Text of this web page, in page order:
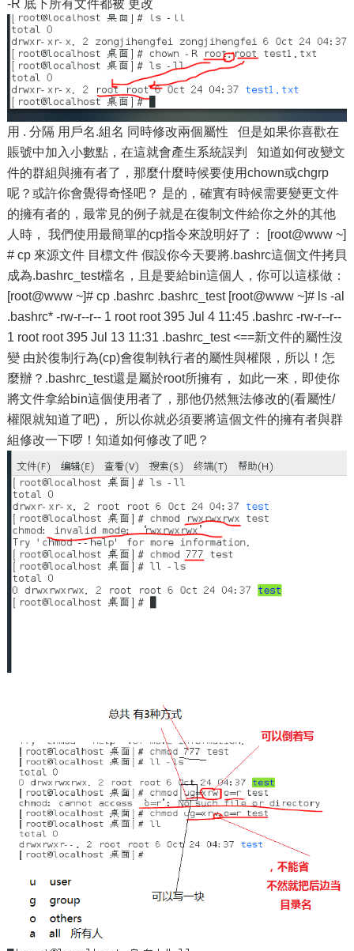
-R 底下所有文件都被 更改
用 . 分隔 用戶名.組名 同時修改兩個屬性 但是如果你喜歡在
賬號中加入小數點，在這就會產生系統誤判 知道如何改變文
件的群組與擁有者了，那麼什麼時候要使用chown或chgrp
呢？或許你會覺得奇怪吧？ 是的，確實有時候需要變更文件
的擁有者的，最常見的例子就是在復制文件給你之外的其他
人時， 我們使用最簡單的cp指令來說明好了： [root@www ~]
# cp 來源文件 目標文件 假設你今天要將.bashrc這個文件拷貝
成為.bashrc_test檔名，且是要給bin這個人，你可以這樣做：
[root@www ~]# cp .bashrc .bashrc_test [root@www ~]# ls -al
.bashrc* -rw-r--r-- 1 root root 395 Jul 4 11:45 .bashrc -rw-r--r--
1 root root 395 Jul 13 11:31 .bashrc_test <==新文件的屬性沒
變 由於復制行為(cp)會復制執行者的屬性與權限，所以！怎
麼辦？.bashrc_test還是屬於root所擁有， 如此一來，即使你
將文件拿給bin這個使用者了，那他仍然無法修改的(看屬性/
權限就知道了吧)， 所以你就必須要將這個文件的擁有者與群
組修改一下啰！知道如何修改了吧？